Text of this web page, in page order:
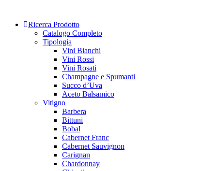
content Ricerca Prodotto
Catalogo Completo
Tipologia
Vini Bianchi
Vini Rossi
Vini Rosati
Champagne e Spumanti
Succo d’Uva
Aceto Balsamico
Vitigno
Barbera
Bittuni
Bobal
Cabernet Franc
Cabernet Sauvignon
Carignan
Chardonnay